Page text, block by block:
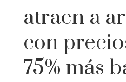
atraen a
con
75% más